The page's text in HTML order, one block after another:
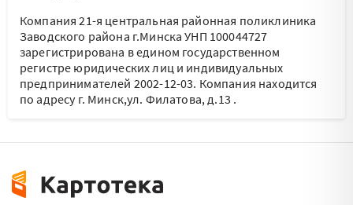
Компания 21-я центральная районная поликлиника
Заводского района г.Минска УНП 100044727
зарегистрирована в едином государственном
регистре юридических лиц и индивидуальных
предпринимателей 2002-12-03. Компания находится
по адресу г. Минск,ул. Филатова, д.13 .